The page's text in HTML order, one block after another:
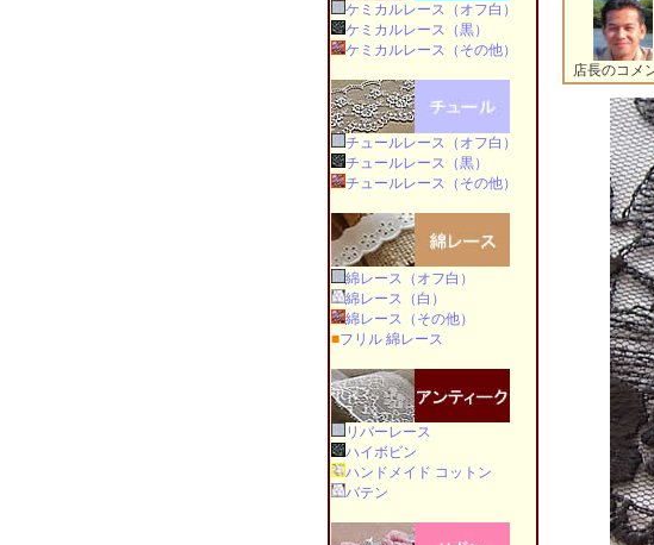
ケミカルレース（オフ白）
ケミカルレース（黒）
ケミカルレース（その他）
チュールレース（オフ白）
チュールレース（黒）
チュールレース（その他）
綿レース（オフ白）
綿レース（白）
綿レース（その他）
■フリル 綿レース
リバーレース
ハイボビン
ハンドメイド コットン
バテン
店長のコメ